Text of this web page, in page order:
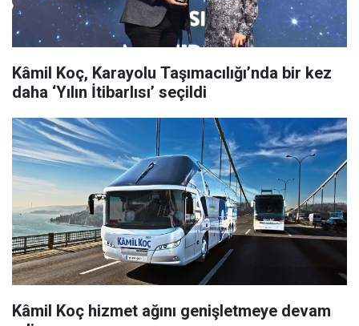
Kâmil Koç, Karayolu Taşımacılığı’nda bir kez
daha ‘Yılın İtibarlısı’ seçildi
Kâmil Koç hizmet ağını genişletmeye devam